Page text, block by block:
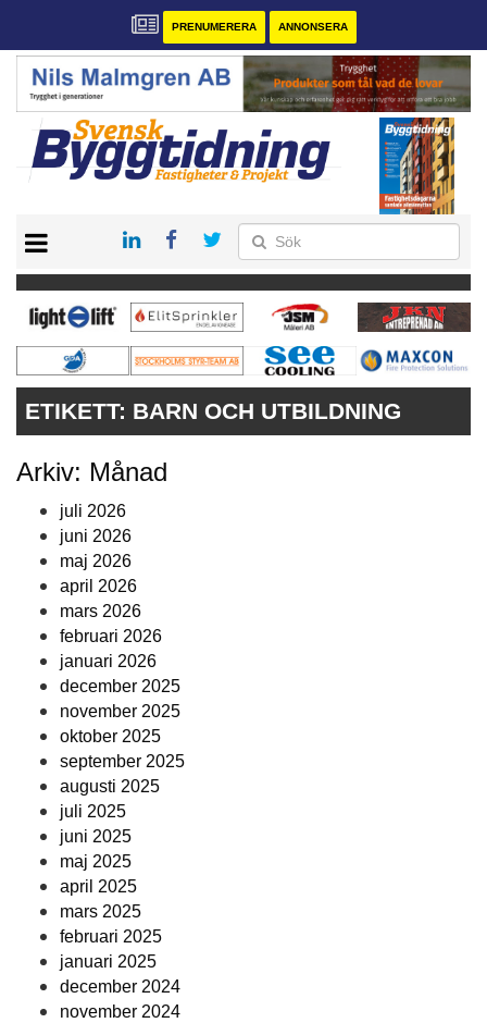
PRENUMERERA ANNONSERA
PRENUMERERA
VÅRA ANDRA MAGASIN
ANNONSERA
KONTAKT
ETIKETT: BARN OCH UTBILDNING
Arkiv: Månad
juli 2026
juni 2026
maj 2026
april 2026
mars 2026
februari 2026
januari 2026
december 2025
november 2025
oktober 2025
september 2025
augusti 2025
juli 2025
juni 2025
maj 2025
april 2025
mars 2025
februari 2025
januari 2025
december 2024
november 2024